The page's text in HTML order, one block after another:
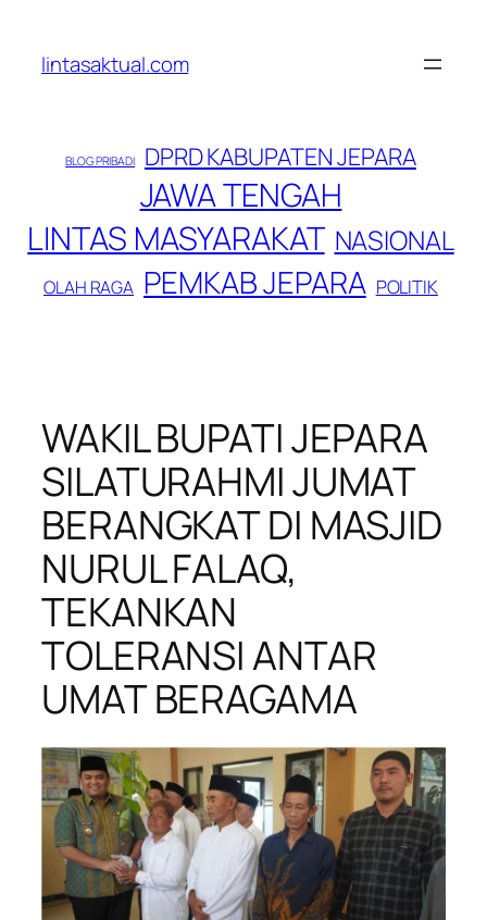
konten
lintasaktual.com
BLOG PRIBADI DPRD KABUPATEN JEPARA
JAWA TENGAH
LINTAS MASYARAKAT NASIONAL
OLAH RAGA PEMKAB JEPARA POLITIK
WAKIL BUPATI JEPARA
SILATURAHMI JUMAT
BERANGKAT DI MASJID
NURUL FALAQ,
TEKANKAN
TOLERANSI ANTAR
UMAT BERAGAMA